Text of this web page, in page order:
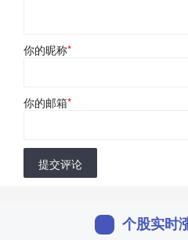
你的昵称*
你的邮箱*
提交评论
个股实时